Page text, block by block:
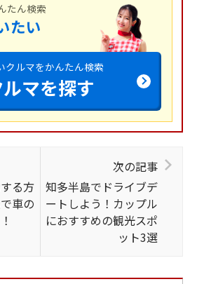
たん検索
たい
クルマをかんたん検索
ルマを探す
る方
車の
次の記事
知多半島でドライブデ
ートしよう！カップル
におすすめの観光スポ
ット3選